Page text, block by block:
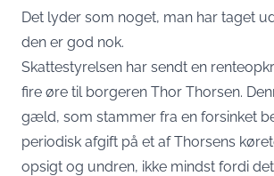
Det lyder som noget, man har taget
den er god nok.
Skattestyrelsen har sendt en
fire øre til borgeren Thor Thorsen.
gæld, som stammer fra en forsinket
periodisk afgift på et af Thorsens
opsigt og undren, ikke mindst fordi